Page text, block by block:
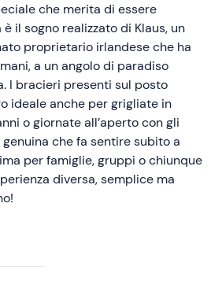
che merita di essere
il sogno realizzato di Klaus, un
proprietario irlandese che ha
a un angolo di paradiso
I bracieri presenti sul posto
ideale anche per grigliate in
o giornate all’aperto con gli
genuina che fa sentire subito a
per famiglie, gruppi o chiunque
diversa, semplice ma